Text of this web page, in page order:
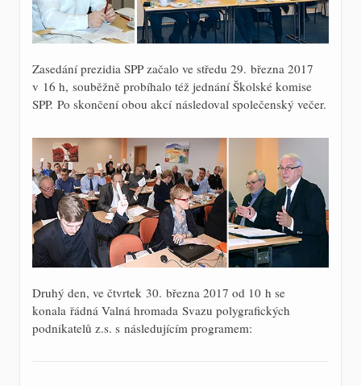
Zasedání prezidia SPP začalo ve středu 29. března 2017
v 16 h, souběžně probíhalo též jednání Školské komise
SPP. Po skončení obou akcí následoval společenský večer.
Druhý den, ve čtvrtek 30. března 2017 od 10 h se
konala řádná Valná hromada Svazu polygrafických
podnikatelů z.s. s následujícím programem: